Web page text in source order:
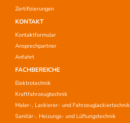
Zertifizierungen
KONTAKT
Kontaktformular
Ansprechpartner
Anfahrt
FACHBEREICHE
Elektrotechnik
Kraftfahrzeugtechnik
Maler-, Lackierer- und Fahrzeuglackiertechnik
Sanitär-, Heizungs- und Lüftungstechnik